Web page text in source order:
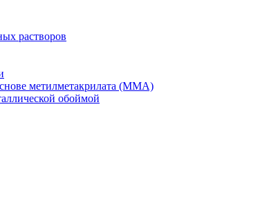
растворов
метилметакрилата (ММА)
обоймой